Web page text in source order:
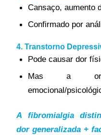
Cansaço, aumento
Confirmado por
4. Transtorno
Pode causar dor
Mas a
emocional/
A fibromialgia
dor generalizada +